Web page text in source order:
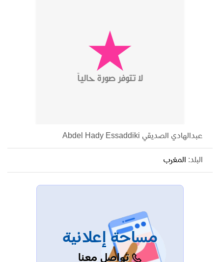
عبدالهادي الصديقي Abdel Hady Essaddiki
البلد: المغرب
مساحة إعلانية
تواصل معنا